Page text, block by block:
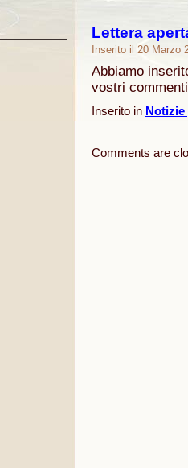
Lettera
Inserito il 20 Marzo
Abbiamo
vostri
Inserito in
Comments are